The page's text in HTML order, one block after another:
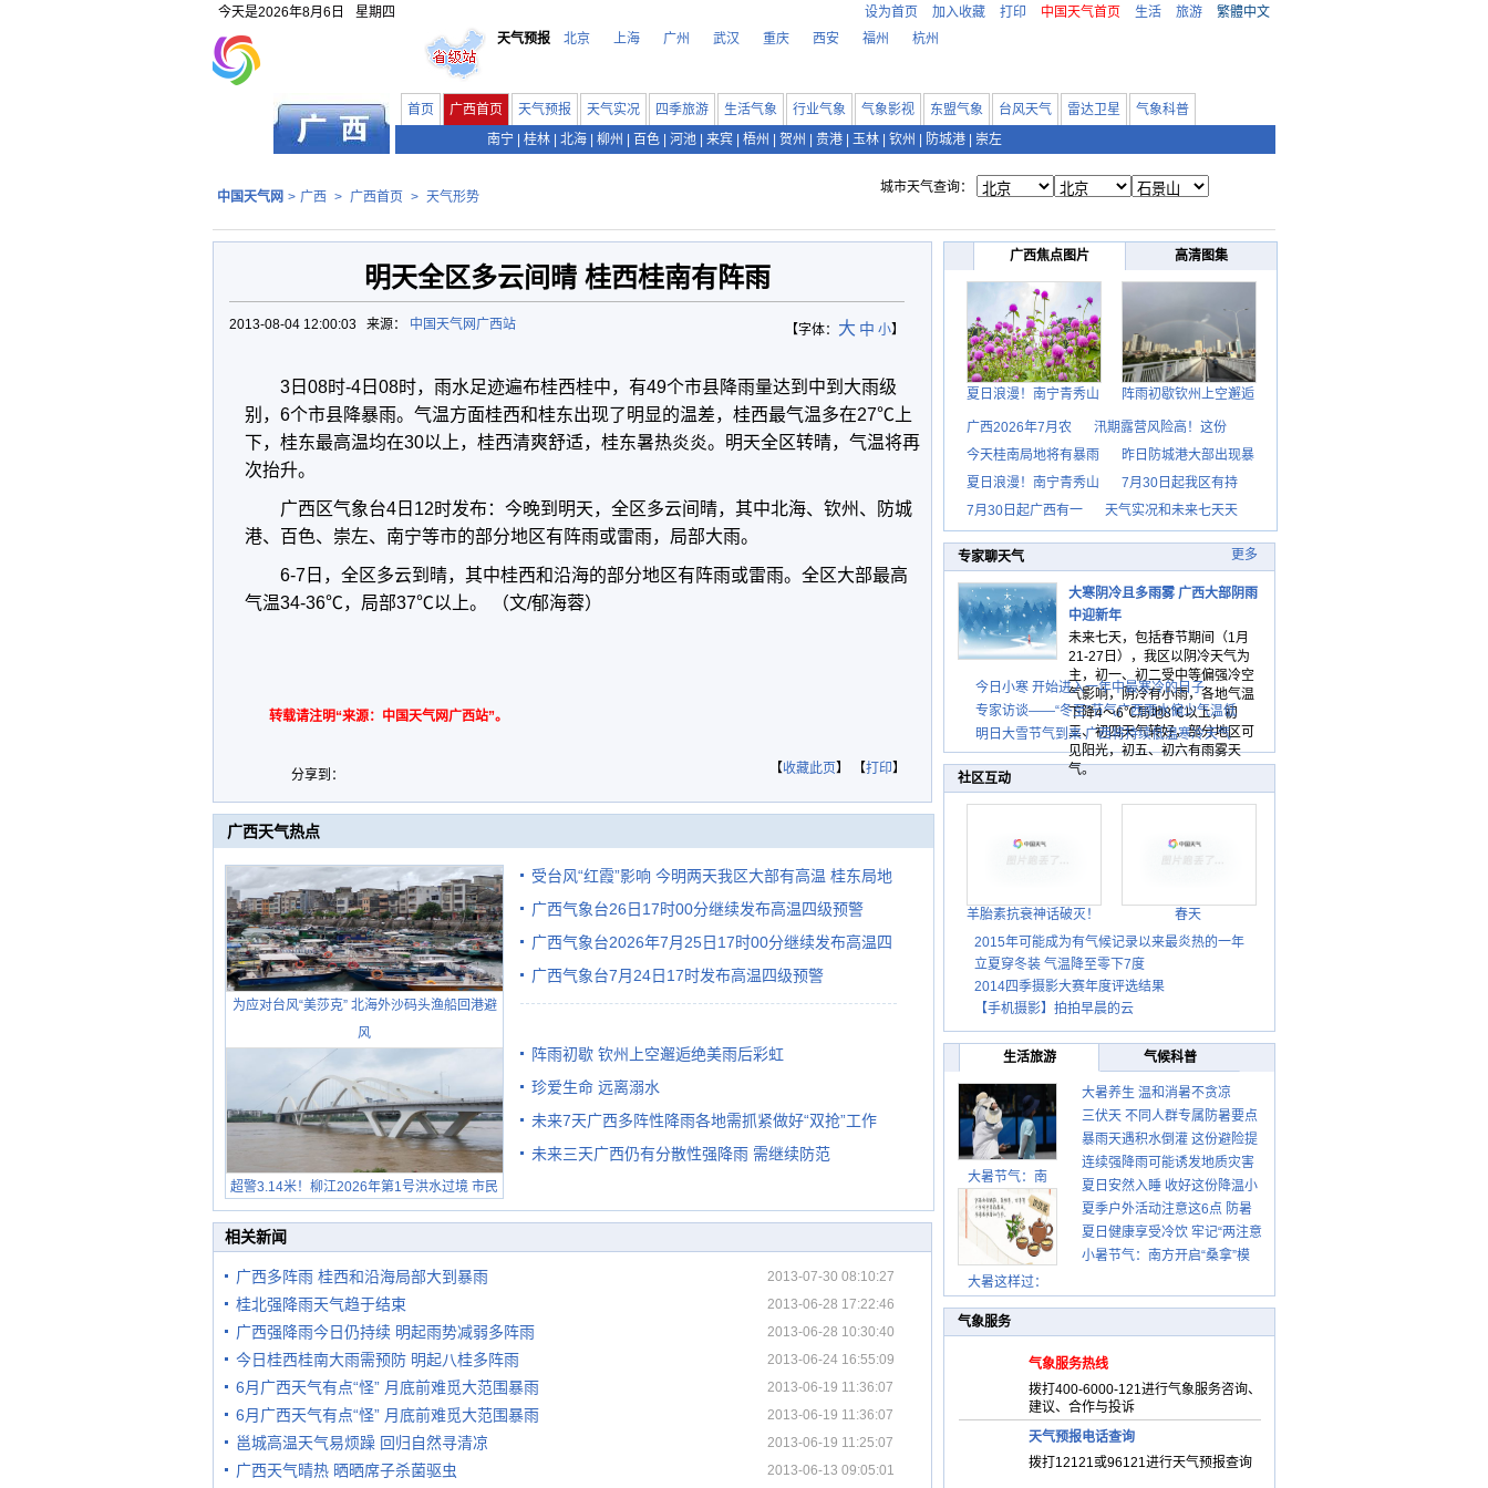
今天是2026年8月6日 星期四 设为首页 加入收藏 打印 中国天气首页 生活 旅游
繁體中文
天气预报
北京 上海 广州 武汉 重庆 西安 福州 杭州
首页 广西首页 天气预报 天气实况 四季旅游 生活气象 行业气象 气象影视 东盟气象 台风天气 雷达卫星
气象科普
南宁
桂林 北海 柳州 百色 河池 来宾 梧州 贺州 贵港 玉林 钦州 防城港 崇左
中国天气网 > 广西 > 广西首页 > 天气形势
城市天气查询：
明天全区多云间晴 桂西桂南有阵雨
【字体： 大 中 小】
2013-08-04 12:00:03 来源： 中国天气网广西站
3日08时-4日08时，雨水足迹遍布桂西桂中，有49个市县降雨量达到中到大雨级
别，6个市县降暴雨。气温方面桂西和桂东出现了明显的温差，桂西最气温多在27℃上
下，桂东最高温均在30以上，桂西清爽舒适，桂东暑热炎炎。明天全区转晴，气温将再
次抬升。
广西区气象台4日12时发布：今晚到明天，全区多云间晴，其中北海、钦州、防城
港、百色、崇左、南宁等市的部分地区有阵雨或雷雨，局部大雨。
6-7日，全区多云到晴，其中桂西和沿海的部分地区有阵雨或雷雨。全区大部最高
气温34-36℃，局部37℃以上。 （文/郁海蓉）
转载请注明“来源：中国天气网广西站”。
分享到： 【收藏此页】 【打印】
广西天气热点
为应对台风“美莎克” 北海外沙码头渔船回港避
风
超警3.14米！柳江2026年第1号洪水过境 市民
在堤岸见证汛况
受台风“红霞”影响 今明两天我区大部有高温 桂东局地
有较强降雨
广西气象台26日17时00分继续发布高温四级预警
广西气象台2026年7月25日17时00分继续发布高温四
级预警
广西气象台7月24日17时发布高温四级预警
阵雨初歇 钦州上空邂逅绝美雨后彩虹
珍爱生命 远离溺水
未来7天广西多阵性降雨各地需抓紧做好“双抢”工作
未来三天广西仍有分散性强降雨 需继续防范
相关新闻
广西多阵雨 桂西和沿海局部大到暴雨 2013-07-30 08:10:27
桂北强降雨天气趋于结束 2013-06-28 17:22:46
广西强降雨今日仍持续 明起雨势减弱多阵雨 2013-06-28 10:30:40
今日桂西桂南大雨需预防 明起八桂多阵雨 2013-06-24 16:55:09
6月广西天气有点“怪” 月底前难觅大范围暴雨 2013-06-19 11:36:07
6月广西天气有点“怪” 月底前难觅大范围暴雨 2013-06-19 11:36:07
邕城高温天气易烦躁 回归自然寻清凉 2013-06-19 11:25:07
广西天气晴热 晒晒席子杀菌驱虫 2013-06-13 09:05:01
广西焦点图片 高清图集
夏日浪漫！南宁青秀山 阵雨初歇钦州上空邂逅
广西2026年7月农
汛期露营风险高！这份
今天桂南局地将有暴雨
昨日防城港大部出现暴
夏日浪漫！南宁青秀山
7月30日起我区有持
7月30日起广西有一
天气实况和未来七天天
专家聊天气 更多
大寒阴冷且多雨雾 广西大部阴雨
中迎新年
未来七天，包括春节期间（1月
21-27日），我区以阴冷天气为
主，初一、初二受中等偏强冷空
气影响，阴冷有小雨，各地气温
下降4～6℃局地8℃以上，初
三、初四天气转好，部分地区可
见阳光，初五、初六有雨雾天
气。
今日小寒 开始进入一年中最寒冷的日子
专家访谈——“冬至”节气广西雨水偏少气温低
明日大雪节气到来 广西将持续低温寒冷天气
社区互动
羊胎素抗衰神话破灭！
春天
2015年可能成为有气候记录以来最炎热的一年
立夏穿冬装 气温降至零下7度
2014四季摄影大赛年度评选结果
【手机摄影】拍拍早晨的云
生活旅游 气候科普
大暑节气：南
大暑这样过：
大暑养生 温和消暑不贪凉
三伏天 不同人群专属防暑要点
请收好
暴雨天遇积水倒灌 这份避险提
示请收好
连续强降雨可能诱发地质灾害
这些前兆要知道
夏日安然入睡 收好这份降温小
贴士
夏季户外活动注意这6点 防暑
健身两不误
夏日健康享受冷饮 牢记“两注意
一控制”
小暑节气：南方开启“桑拿”模
气象服务
气象服务热线
拨打400-6000-121进行气象服务咨询、
建议、合作与投诉
天气预报电话查询
拨打12121或96121进行天气预报查询